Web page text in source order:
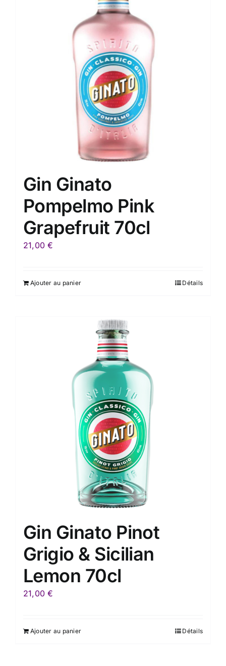
Gin Ginato
Pompelmo Pink
Grapefruit 70cl
21,00€
Ajouter au panier Détails
Gin Ginato Pinot
Grigio & Sicilian
Lemon 70cl
21,00€
Ajouter au panier Détails